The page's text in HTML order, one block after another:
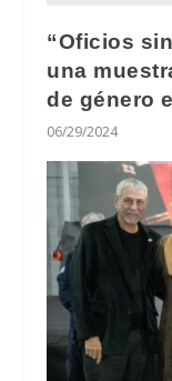
“Oficios
una
de género
06/29/2024